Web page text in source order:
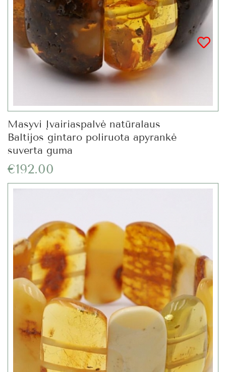
Masyvi Įvairiaspalvė natūralaus
Baltijos gintaro poliruota apyrankė
suverta guma
€192.00